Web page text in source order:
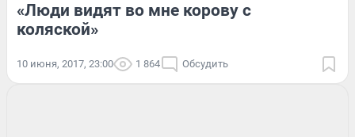
«Люди видят во мне корову с
коляской»
10 июня, 2017, 23:00 1 864 Обсудить